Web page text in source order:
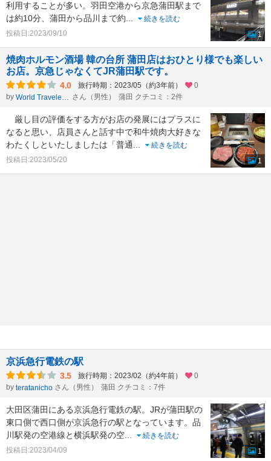
利用することが多い。羽田空港から京急蒲田駅まで
は約10分、蒲田から品川まで約
続きを読む
投稿日:2023/09/10
1
焼肉ホルモン酒場 韓の台所 蒲田店はおひとり様でも楽しい
お店。京急じゃなくてJR蒲田駅です。
4.0 旅行時期：2023/05（約3年前）
0
by
World Traveler 1959 さん（男性） 蒲田 クチコミ：2件
厳し目の評価をする方がお店の発展にはプラスに
なると思い、店員さんと話す中で和牛焼肉大好きな
わたくしといたしましたは「普通
続きを読む
投稿日:2023/05/20
1
京浜急行電鉄の駅
3.5 旅行時期：2023/02（約4年前）
0
by teratanicho さん（男性） 蒲田 クチコミ：7件
大田区蒲田にある京浜急行電鉄の駅。JRが蒲田駅の
東口側で西口側が京浜急行の駅となっています。品
川駅発の空港線と横浜駅発の空
続きを読む
投稿日:2023/04/09
1